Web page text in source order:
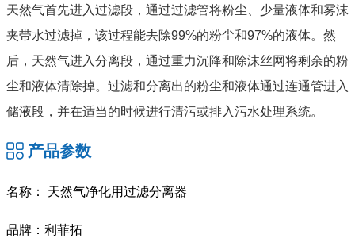
天然气首先进入过滤段，通过过滤管将粉尘、少量液体和雾沫
夹带水过滤掉，该过程能去除99%的粉尘和97%的液体。然
后，天然气进入分离段，通过重力沉降和除沫丝网将剩余的粉
尘和液体清除掉。过滤和分离出的粉尘和液体通过连通管进入
储液段，并在适当的时候进行清污或排入污水处理系统。
产品参数
名称： 天然气净化用过滤分离器
品牌：利菲拓